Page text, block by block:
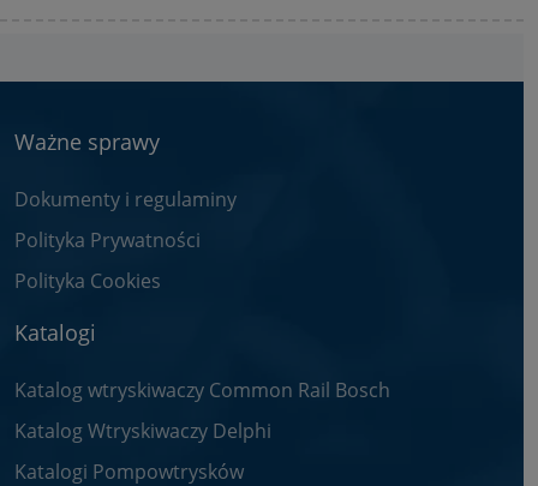
Ważne sprawy
Dokumenty i regulaminy
Polityka Prywatności
Polityka Cookies
Katalogi
Katalog wtryskiwaczy Common Rail Bosch
Katalog Wtryskiwaczy Delphi
Katalogi Pompowtrysków